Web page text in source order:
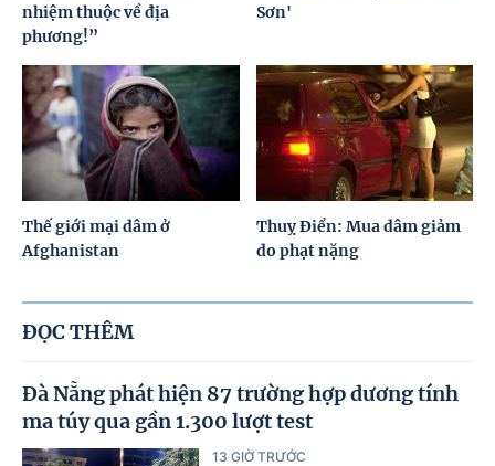
nhiệm thuộc về địa
phương!”
Sơn'
Thế giới mại dâm ở
Afghanistan
Thuỵ Điển: Mua dâm giảm
do phạt nặng
ĐỌC THÊM
Đà Nẵng phát hiện 87 trường hợp dương tính
ma túy qua gần 1.300 lượt test
13 GIỜ TRƯỚC